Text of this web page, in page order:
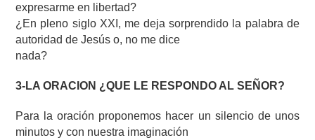
expresarme en libertad?
¿En pleno siglo XXI, me deja sorprendido la palabra de
autoridad de Jesús o, no me dice
nada?
3-LA ORACION ¿QUE LE RESPONDO AL SEÑOR?
Para la oración proponemos hacer un silencio de unos
minutos y con nuestra imaginación